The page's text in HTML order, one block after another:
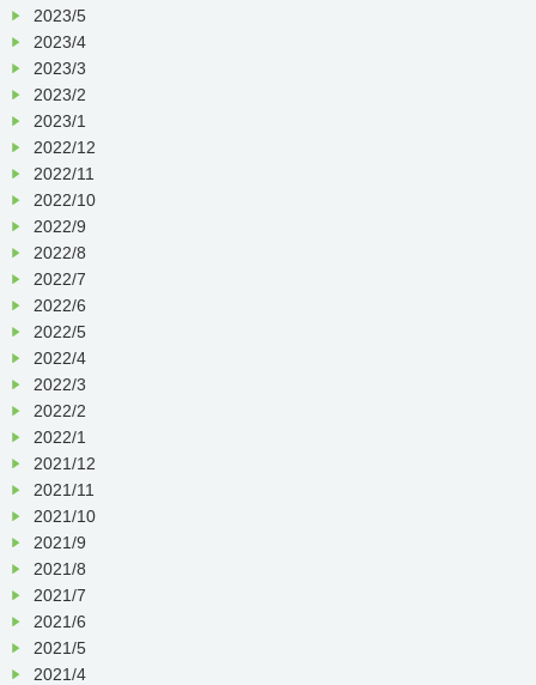
2023/5
2023/4
2023/3
2023/2
2023/1
2022/12
2022/11
2022/10
2022/9
2022/8
2022/7
2022/6
2022/5
2022/4
2022/3
2022/2
2022/1
2021/12
2021/11
2021/10
2021/9
2021/8
2021/7
2021/6
2021/5
2021/4